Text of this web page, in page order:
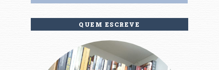
QUEM ESCREVE